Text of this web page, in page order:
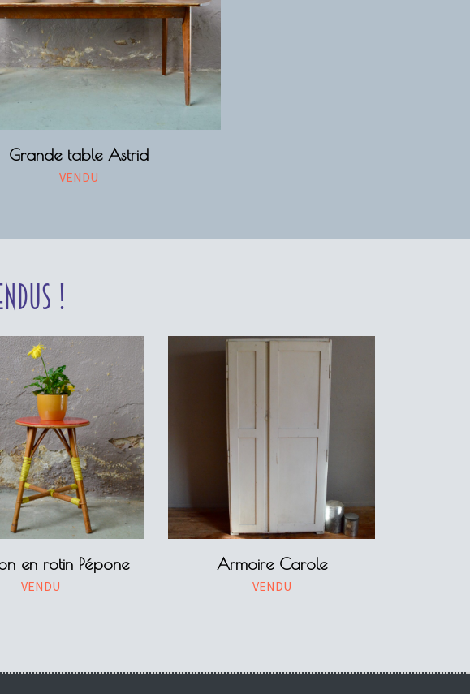
Grande table Astrid
VENDU
!
en rotin Pépone
VENDU
Armoire Carole
VENDU